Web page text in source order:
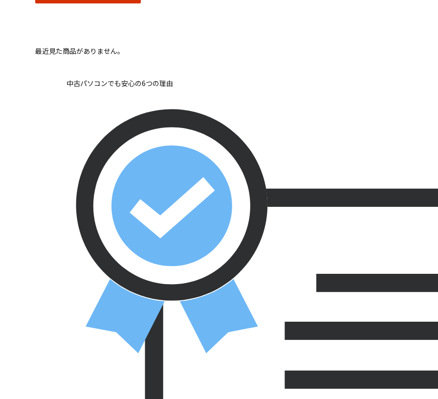
最近見た商品がありません。
中古パソコンでも安心の6つの理由